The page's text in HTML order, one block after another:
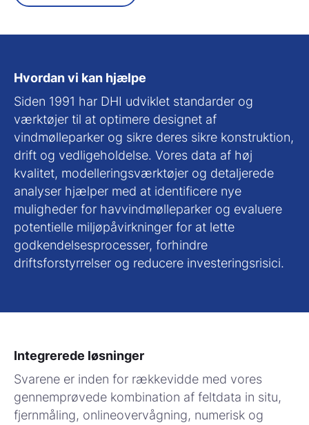
Hvordan vi kan hjælpe
Siden 1991 har DHI udviklet standarder og
værktøjer til at optimere designet af
vindmølleparker og sikre deres sikre konstruktion,
drift og vedligeholdelse. Vores data af høj
kvalitet, modelleringsværktøjer og detaljerede
analyser hjælper med at identificere nye
muligheder for havvindmølleparker og evaluere
potentielle miljøpåvirkninger for at lette
godkendelsesprocesser, forhindre
driftsforstyrrelser og reducere investeringsrisici.
Integrerede løsninger
Svarene er inden for rækkevidde med vores
gennemprøvede kombination af feltdata in situ,
fjernmåling, onlineovervågning, numerisk og